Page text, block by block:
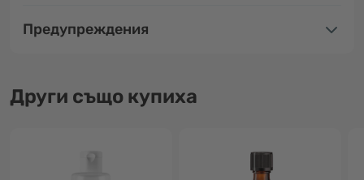
Предупреждения
Други също купиха